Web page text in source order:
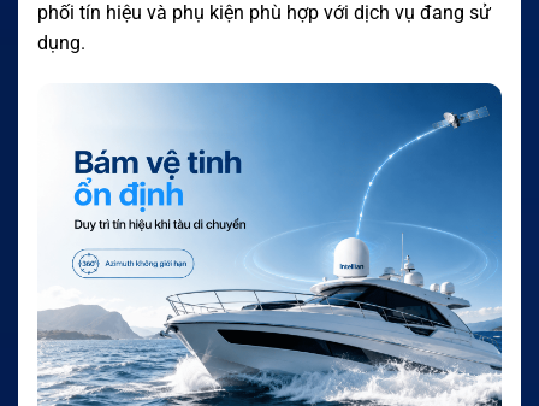
phối tín hiệu và phụ kiện phù hợp với dịch vụ đang sử
dụng.